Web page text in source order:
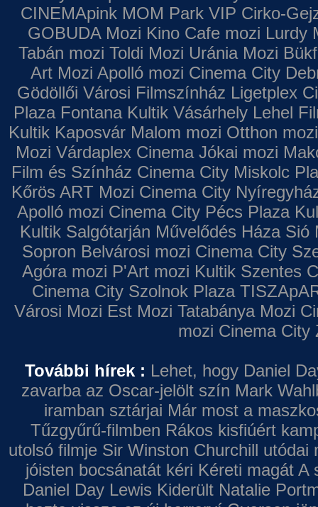
CINEMApink MOM Park VIP Cirko-
GOBUDA Mozi Kino Cafe mozi Lurdy
Tabán mozi Toldi Mozi Uránia Mozi
Art Mozi Apolló mozi Cinema City
Gödöllői Városi Filmszínház Ligetplex
Plaza Fontana Kultik Vásárhely Lehel
Kultik Kaposvár Malom mozi Otthon mozi
Mozi Várdaplex Cinema Jókai mozi
Film és Színház Cinema City Miskolc
Kőrös ART Mozi Cinema City
Apolló mozi Cinema City Pécs Plaza
Kultik Salgótarján Művelődés Háza Sió
Sopron Belvárosi mozi Cinema City
Agóra mozi P'Art mozi Kultik Szentes
Cinema City Szolnok Plaza
Városi Mozi Est Mozi Tatabánya Mozi
mozi Cinema City
További hírek : Lehet, hogy Daniel
zavarba az Oscar-jelölt szín Mark
iramban sztárjai Már most a
Tűzgyűrű-filmben Rákos kisfiúért
utolsó filmje Sir Winston Churchill utódai
jóisten bocsánatát kéri Kéreti magát A
Daniel Day Lewis Kiderült Natalie